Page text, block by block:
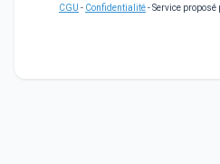
CGU - Confidentialité- Service proposé